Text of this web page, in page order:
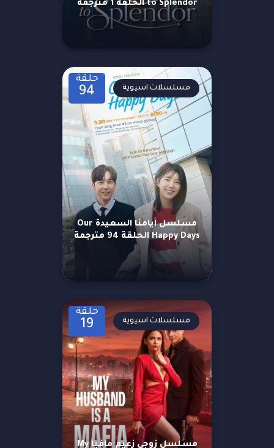
to Splendor الحلقة 1 مترجمة
حلقة
94
مسلسل أيامنا السعيدة Our
Happy Days الحلقة 94 مترجمة
مسلسلات اسيوية
حلقة
19
مسلسل زوجي زعيم مافيا My
مسلسلات اسيوية